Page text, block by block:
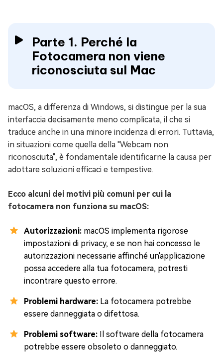
Parte 1. Perché la
Fotocamera non viene
riconosciuta sul Mac
macOS, a differenza di Windows, si distingue per la sua
interfaccia decisamente meno complicata, il che si
traduce anche in una minore incidenza di errori. Tuttavia,
in situazioni come quella della "Webcam non
riconosciuta", è fondamentale identificarne la causa per
adottare soluzioni efficaci e tempestive.
Ecco alcuni dei motivi più comuni per cui la
fotocamera non funziona su macOS:
Autorizzazioni: macOS implementa rigorose
impostazioni di privacy, e se non hai concesso le
autorizzazioni necessarie affinché un'applicazione
possa accedere alla tua fotocamera, potresti
incontrare questo errore.
Problemi hardware: La fotocamera potrebbe
essere danneggiata o difettosa.
Problemi software: Il software della fotocamera
potrebbe essere obsoleto o danneggiato.